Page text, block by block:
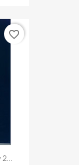
favorite_border